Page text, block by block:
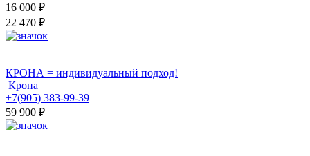
16 000 ₽
22 470 ₽
КРОНА = индивидуальный подход!
Крона
+7(905) 383-99-39
59 900 ₽